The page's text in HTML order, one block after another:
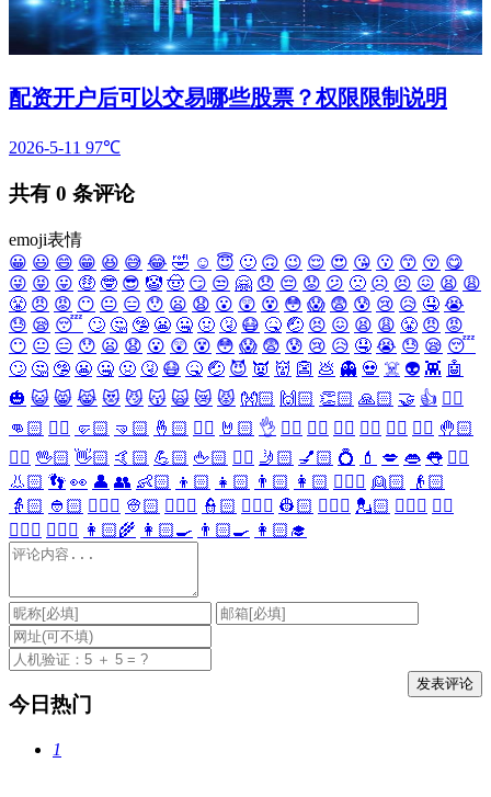
配资开户后可以交易哪些股票？权限限制说明
2026-5-11 97℃
共有 0 条评论
emoji表情
😀 😃 😄 😁 😆 😅 😂 🤣 ☺️ 😇 🙂 🙃 😉 😌 😍 😘 😗 😙 😚 😋
😜 😝 😛 🤑 🤓 😎 🤡 🤠 😏 😒 🤗 😞 😔 😟 😕 🙁 ☹️ 😣 😖 😫 😩
😤 😠 😡 😶 😐 😑 😯 😦 😧 😮 😲 😵 😳 😱 😨 😰 😢 😥 🤤 😭
😓 😪 😴 🙄 🤔 🤥 😬 🤐 🤢 🤧 😷 🤒 🤕 😣 😖 😫 😩 😤 😠 😡
😶 😐 😑 😯 😦 😧 😮 😲 😵 😳 😱 😨 😰 😢 😥 🤤 😭 😓 😪 😴
🙄 🤔 🤥 😬 🤐 🤢 🤧 😷 🤒 🤕 😈 👿 👹 👺 💩 👻 💀 ☠️ 👽 👾 🤖
🎃 😺 😸 😹 😻 😼 😽 🙀 😿 😾 👐🏻 🙌🏻 👏🏻 🙏🏻 🤝 👍 👎🏻
👊🏻 ✊🏻 🤛🏻 🤜🏻 🤞🏻 ✌🏻 🤘🏻 👌 👈🏻 👉🏻 👆🏻 👇🏻 ☝🏻 ✋🏻 🤚🏻
🖐🏻 🖖🏻 👋🏻 🤙🏻 💪🏻 🖕🏻 ✍🏻 🤳🏻 💅🏻 💍 💄 💋 👄 👅 👂🏻
👃🏻 👣 👀 👤 👥 👶🏻 👦🏻 👧🏻 👨🏻 👩🏻 👱🏻‍♀️ 👱🏻
👴🏻
👵🏻 👲🏻 👳🏻‍♀️ 👳🏻 👮🏻‍♀️ 👮🏻 👷🏻‍♀️ 👷🏻 💂🏻‍♀️ 💂🏻 🕵🏻‍♀️ 🕵🏻
👩🏻‍⚕️ 👨🏻‍⚕️ 👩🏻‍🌾 👩🏻‍🍳 👨🏻‍🍳 👩🏻‍🎓
今日热门
1